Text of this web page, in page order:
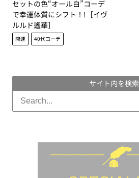
セットの色“オール白”コーデ
で幸運体質にシフト！!［イヴ
ルルド遙華］
開運 40代コーデ
サイト内を検索